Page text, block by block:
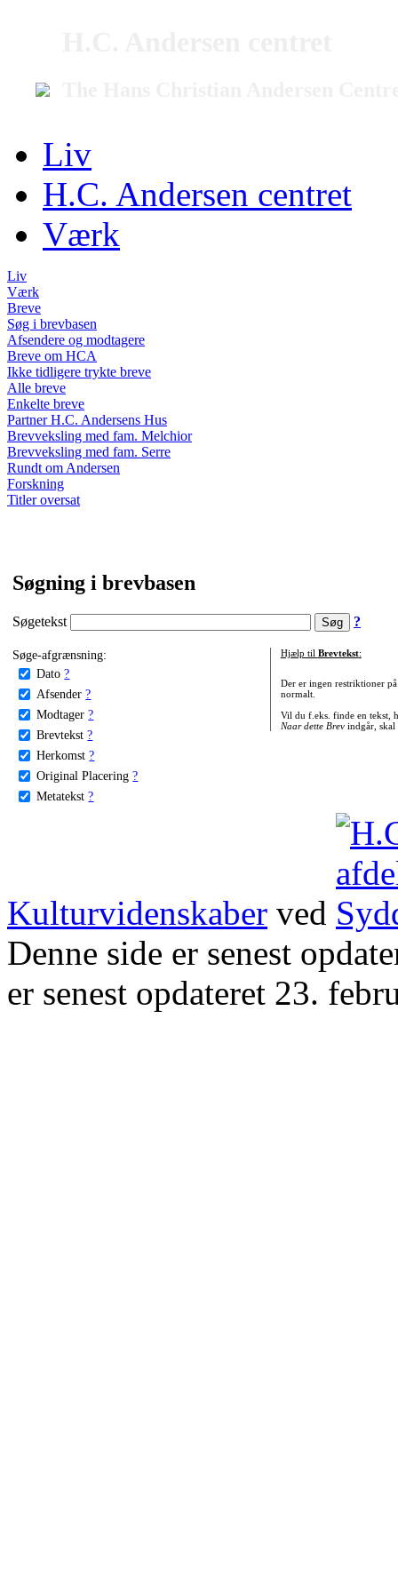
Liv
H.C. Andersen centret
Værk
Liv
Værk
Breve
Søg i brevbasen
Afsendere og modtagere
Breve om HCA
Ikke tidligere trykte breve
Alle breve
Enkelte breve
Partner H.C. Andersens Hus
Brevveksling med fam. Melchior
Brevveksling med fam. Serre
Rundt om Andersen
Forskning
Titler oversat
Søgning i brevbasen
Søgetekst ?
Søge-afgrænsning:
Dato ?
Afsender ?
Modtager ?
Brevtekst ?
Herkomst ?
Original Placering ?
Metatekst ?
Hjælp til Brevtekst:
Der er ingen restriktioner
normalt.
Vil du f.eks. finde en tekst,
Naar dette Brevindgår, skal
Kulturvidenskaber ved
Denne side er senest
er senest opdateret 23.